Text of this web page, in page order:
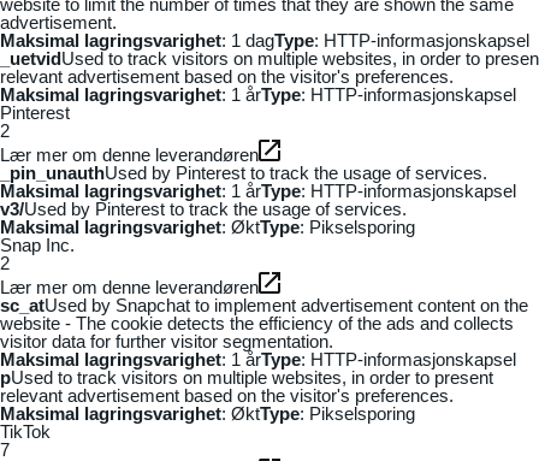
advertisement.
Maksimal lagringsvarighet: 1 dagType: HTTP-informasjonskapsel
_uetvidUsed to track visitors on multiple websites, in order to
relevant advertisement based on the visitor's preferences.
Maksimal lagringsvarighet: 1 årType: HTTP-informasjonskapsel
Pinterest
2
Lær mer om denne leverandøren
_pin_unauthUsed by Pinterest to track the usage of services.
Maksimal lagringsvarighet: 1 årType: HTTP-informasjonskapsel
v3/Used by Pinterest to track the usage of services.
Maksimal lagringsvarighet: ØktType: Pikselsporing
Snap Inc.
2
Lær mer om denne leverandøren
sc_atUsed by Snapchat to implement advertisement content on the
website - The cookie detects the efficiency of the ads and collects
visitor data for further visitor segmentation.
Maksimal lagringsvarighet: 1 årType: HTTP-informasjonskapsel
pUsed to track visitors on multiple websites, in order to present
relevant advertisement based on the visitor's preferences.
Maksimal lagringsvarighet: ØktType: Pikselsporing
TikTok
7